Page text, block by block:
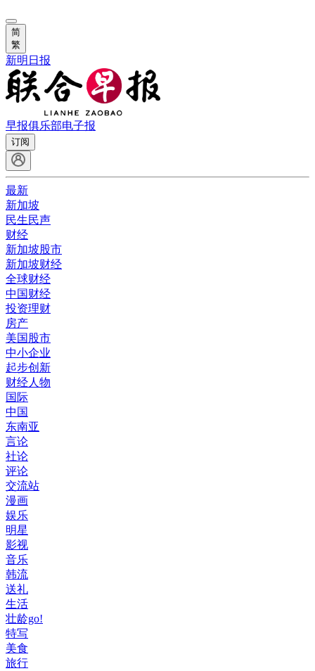
简
繁
新明日报
早报俱乐部电子报
订阅
最新
新加坡
民生民声
财经
新加坡股市
新加坡财经
全球财经
中国财经
投资理财
房产
美国股市
中小企业
起步创新
财经人物
国际
中国
东南亚
言论
社论
评论
交流站
漫画
娱乐
明星
影视
音乐
韩流
送礼
生活
壮龄go!
特写
美食
旅行